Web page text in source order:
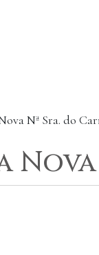
Nª Sra. do